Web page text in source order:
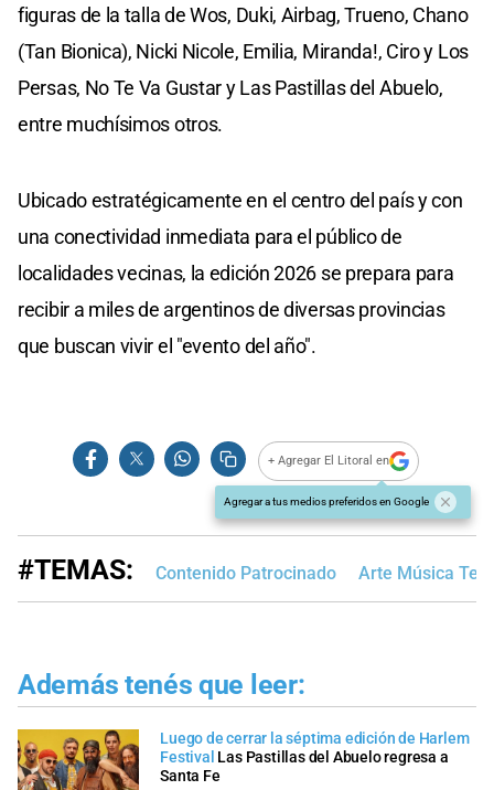
figuras de la talla de Wos, Duki, Airbag, Trueno, Chano
(Tan Bionica), Nicki Nicole, Emilia, Miranda!, Ciro y Los
Persas, No Te Va Gustar y Las Pastillas del Abuelo,
entre muchísimos otros.
Ubicado estratégicamente en el centro del país y con
una conectividad inmediata para el público de
localidades vecinas, la edición 2026 se prepara para
recibir a miles de argentinos de diversas provincias
que buscan vivir el "evento del año".
+ Agregar El Litoral en
Agregar a tus medios preferidos en Google
#TEMAS: Contenido Patrocinado Arte Música
Además tenés que leer:
Luego de cerrar la séptima edición de Harlem
Festival Las Pastillas del Abuelo regresa a
Santa Fe